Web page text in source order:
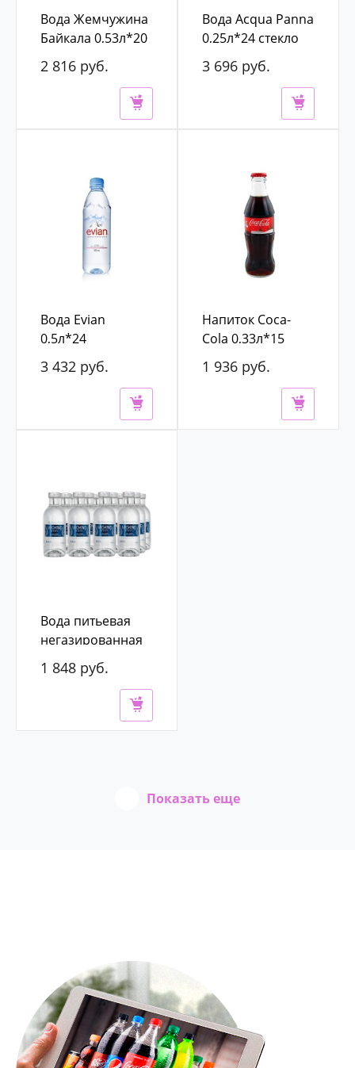
Вода Жемчужина
Байкала 0,53л*20
б/г ст
2 816 руб.
Вода Acqua Panna
0,25л*24 стекло
3 696 руб.
Вода Evian
0,5л*24
3 432 руб.
Напиток Coca-
Cola 0,33л*15
стекло
1 936 руб.
Вода питьевая
негазированная
Legend of Baikal
(Легенда Байкала)
1 848 руб.
Показать еще